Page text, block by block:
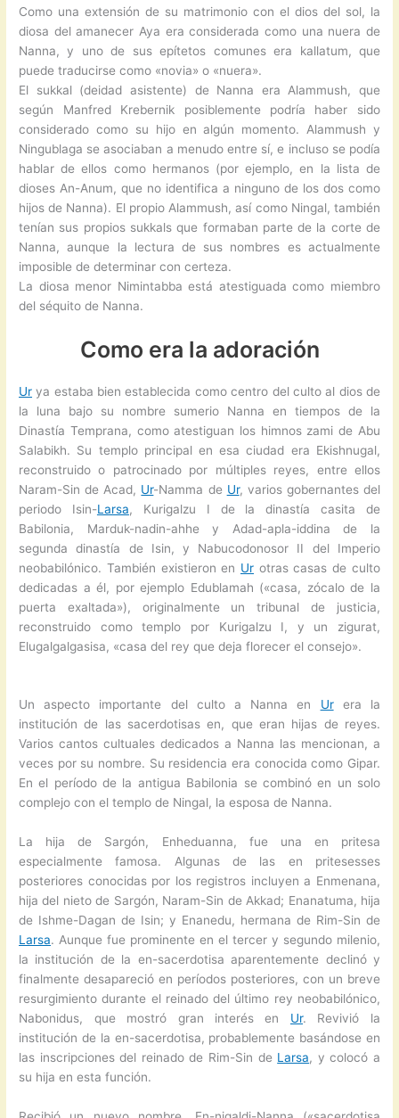
Como una extensión de su matrimonio con el dios del sol, la
diosa del amanecer Aya era considerada como una nuera de
Nanna, y uno de sus epítetos comunes era kallatum, que
puede traducirse como «novia» o «nuera».
El sukkal (deidad asistente) de Nanna era Alammush, que
según Manfred Krebernik posiblemente podría haber sido
considerado como su hijo en algún momento. Alammush y
Ningublaga se asociaban a menudo entre sí, e incluso se podía
hablar de ellos como hermanos (por ejemplo, en la lista de
dioses An-Anum, que no identifica a ninguno de los dos como
hijos de Nanna). El propio Alammush, así como Ningal, también
tenían sus propios sukkals que formaban parte de la corte de
Nanna, aunque la lectura de sus nombres es actualmente
imposible de determinar con certeza.
La diosa menor Nimintabba está atestiguada como miembro
del séquito de Nanna.
Como era la adoración
Ur ya estaba bien establecida como centro del culto al dios de
la luna bajo su nombre sumerio Nanna en tiempos de la
Dinastía Temprana, como atestiguan los himnos zami de Abu
Salabikh. Su templo principal en esa ciudad era Ekishnugal,
reconstruido o patrocinado por múltiples reyes, entre ellos
Naram-Sin de Acad, Ur-Namma de Ur, varios gobernantes del
periodo Isin-Larsa, Kurigalzu I de la dinastía casita de
Babilonia, Marduk-nadin-ahhe y Adad-apla-iddina de la
segunda dinastía de Isin, y Nabucodonosor II del Imperio
neobabilónico. También existieron en Ur otras casas de culto
dedicadas a él, por ejemplo Edublamah («casa, zócalo de la
puerta exaltada»), originalmente un tribunal de justicia,
reconstruido como templo por Kurigalzu I, y un zigurat,
Elugalgalgasisa, «casa del rey que deja florecer el consejo».
Un aspecto importante del culto a Nanna en Urera la
institución de las sacerdotisas en, que eran hijas de reyes.
Varios cantos cultuales dedicados a Nanna las mencionan, a
veces por su nombre. Su residencia era conocida como Gipar.
En el período de la antigua Babilonia se combinó en un solo
complejo con el templo de Ningal, la esposa de Nanna.
La hija de Sargón, Enheduanna, fue una en pritesa
especialmente famosa. Algunas de las en pritesesses
posteriores conocidas por los registros incluyen a Enmenana,
hija del nieto de Sargón, Naram-Sin de Akkad; Enanatuma, hija
de Ishme-Dagan de Isin; y Enanedu, hermana de Rim-Sin de
Larsa. Aunque fue prominente en el tercer y segundo milenio,
la institución de la en-sacerdotisa aparentemente declinó y
finalmente desapareció en períodos posteriores, con un breve
resurgimiento durante el reinado del último rey neobabilónico,
Nabonidus, que mostró gran interés en Ur. Revivió la
institución de la en-sacerdotisa, probablemente basándose en
las inscripciones del reinado de Rim-Sin de Larsa, y colocó a
su hija en esta función.